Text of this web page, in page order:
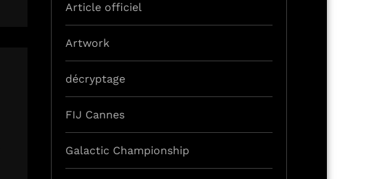
Article officiel
Artwork
décryptage
FIJ Cannes
Galactic Championship